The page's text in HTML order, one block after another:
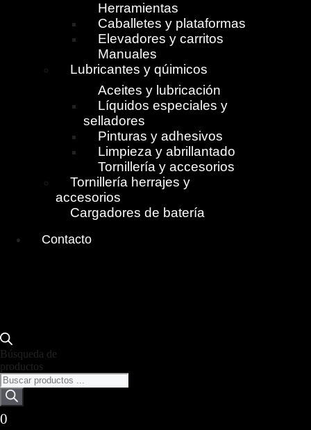
Herramientas
Caballetes y plataformas
Elevadores y carritos
Manuales
Lubricantes y qúimicos
Aceites y lubricación
Líquidos especiales y
selladores
Pinturas y adhesivos
Limpieza y abrillantado
Tornillería y accesorios
Tornillería herrajes y
accesorios
Cargadores de batería
Contacto
Búsqueda de
productos
0